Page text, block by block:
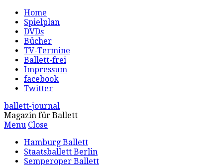
Home
Spielplan
DVDs
Bücher
TV-Termine
Ballett-frei
Impressum
facebook
Twitter
ballett-journal
Magazin für Ballett
Menu Close
Hamburg Ballett
Staatsballett Berlin
Semperoper Ballett